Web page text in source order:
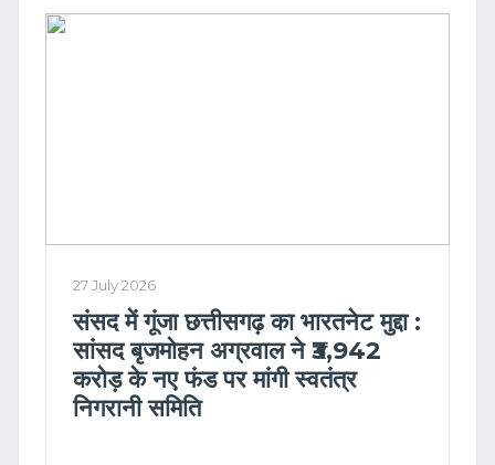
27 July 2026
संसद में गूंजा छत्तीसगढ़ का भारतनेट मुद्दा :
सांसद बृजमोहन अग्रवाल ने ₹3,942
करोड़ के नए फंड पर मांगी स्वतंत्र
निगरानी समिति